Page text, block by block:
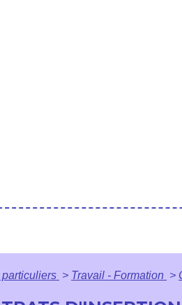
> Travail - Formation >